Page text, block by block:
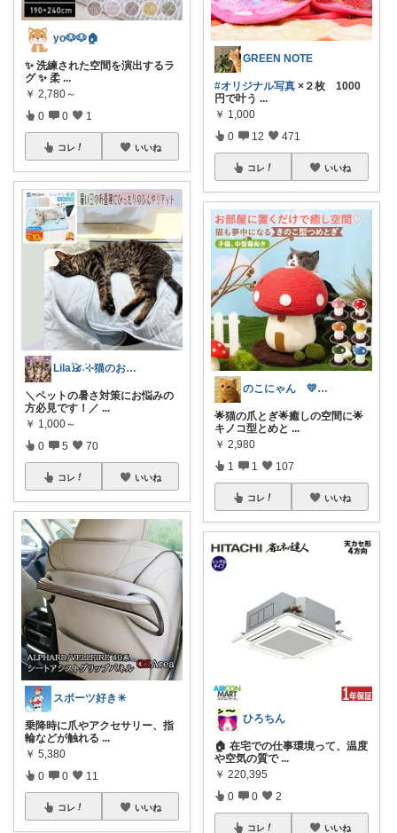
yo🐶🐶🏠
✨ 洗練された空間を演出するラ
グ ✨ 柔 ...
￥ 2,780～
0 0 1
コレ いいね
Lila𓃠˖࣪⊹猫のお気に入りの愛用品
＼ペットの暑さ対策にお悩みの
方必見です！／ ...
￥ 1,000～
0 5 70
コレ いいね
スポーツ好き☀
乗降時に爪やアクセサリー、指
輪などが触れる ...
￥ 5,380
0 0 11
コレ いいね
GREEN NOTE
#オリジナル写真 ×２枚 1000
円で叶う ...
￥ 1,000
0 12 471
コレ いいね
のこにゃん 💛ねこ3匹と暮らす🐾
🌟猫の爪とぎ🌟癒しの空間に🌟
キノコ型とめと ...
￥ 2,980
1 1 107
コレ いいね
ひろちん
🏠 在宅での仕事環境って、温度
や空気の質で ...
￥ 220,395
0 0 2
コレ いいね